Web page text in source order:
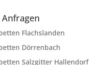
Flachslanden
Dörrenbach
Salzgitter Hallendorf